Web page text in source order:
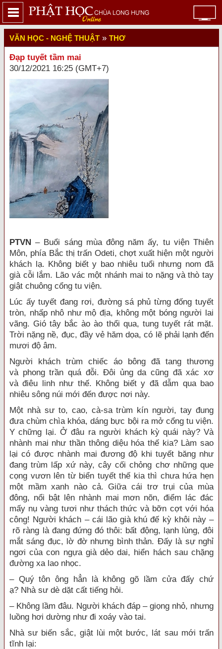
VĂN HỌC - NGHỆ THUẬT » THƠ
Đạp tuyết tầm mai
30/12/2021 16:25 (GMT+7)
PTVN – Buổi sáng mùa đông năm ấy, tu viện Thiên
Môn, phía Bắc thị trấn Odeti, chợtxuất hiện một người
khách lạ. Không biết y bao nhiêu tuổi nhưng nom đã
già cỗi lắm. Lão vác một nhánh mai to nặng và thò tay
giật chuông cổng tu viện.
Lúc ấytuyết đang rơi, đường sá phủ từng đống tuyết
tròn, nhấp nhô như mộ địa, không một bóng người lai
vãng. Gió tây bắc ào ào thổi qua, tung tuyết rát mặt.
Trời nặng nề, đục, đầy vẻ hăm dọa, có lẽ phải lạnh đến
mươi độ âm.
Người khách trùm chiếc áo bông đã tang thương
và phong trần quá đỗi. Đôi ủng da cũng đã xác xơ
vàđiêu linhnhư thế. Không biết y đã dẫm qua bao
nhiêu sông núi mới đến được nơi này.
Một nhà sưto, cao, cà-sa trùm kín người, tay đung
đưa chùm chìa khóa, dáng bực bội ra mở cổng tu viện.
Y chững lại. Ở đâu ra người khách kỳ quái này? Và
nhành mai nhưthần thôngdiệu hóa thế kia? Làm sao
lại có được nhành mai đương độ khi tuyết băng như
đang trùm lấp xứ này, cây cối chỏng chơ những que
cọng vươn lên từ biển tuyết thế kia thì chưa hứa hẹn
một mầm xanh nào cả. Giữa cái trơ trụi của mùa
đông, nổi bật lên nhành mai mơn nõn, điểm lác đác
mấy nụ vàng tươi như thách thức và bỡn cợt với hóa
công! Người khách – cái lão già khú đế kỳ khôi này –
rõ ràng là đang đứng đó thôi: bất động, lạnh lùng, đôi
mắt sáng đục, lờ đờ nhưng bình thản. Đấy là sự nghỉ
ngơi của con ngựa già dẻo dai, hiển háchsau chặng
đường xa lao nhọc.
– Quý tôn ông hẳn là không gõ lầm cửa đấy chứ
ạ? Nhà sư dè dặt cất tiếng hỏi.
– Không lầm đâu. Người khách đáp – giọng nhỏ, nhưng
luồng hơi dường như đi xoáy vào tai.
Nhà sư biến sắc, giật lùi một bước, lát sau mớitrấn
tĩnh lại: